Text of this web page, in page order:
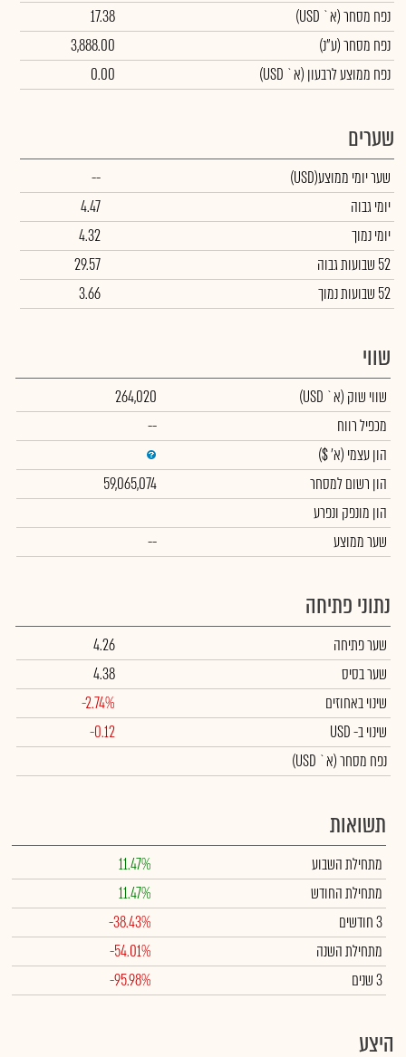
נפח מסחר(א` USD)
17.38
נפח מסחר(ע"נ)
3,888.00
נפח ממוצע לרבעון (א` USD)
0.00
שערים
שער יומי ממוצע(USD)
--
יומי גבוה
4.47
יומי נמוך
4.32
52 שבועות גבוה
29.57
52 שבועות נמוך
3.66
שווי
שווי שוק (א` USD)
264,020
מכפיל רווח
--
הון עצמי (א' $)
הון רשום למסחר
59,065,074
הון מונפק ונפרע
שער ממוצע
--
נתוני פתיחה
שער פתיחה
4.26
שער בסיס
4.38
שינוי באחוזים
-2.74%
שינויב- USD
-0.12
נפח מסחר(א` USD)
תשואות
מתחילת השבוע
11.47%
מתחילת החודש
11.47%
3 חודשים
-38.43%
מתחילת השנה
-54.01%
3 שנים
-95.98%
היצע